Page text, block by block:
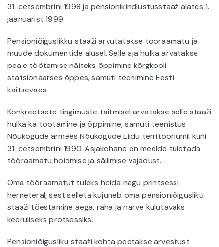
31. detsembrini 1998 ja pensionikindlustusstaaž alates 1.
jaanuarist 1999.
Pensioniõiguslikku staaži arvutatakse tööraamatu ja
muude dokumentide alusel. Selle aja hulka arvatakse
peale töötamise näiteks õppimine kõrgkooli
statsionaarses õppes, samuti teenimine Eesti
kaitseväes.
Konkreetsete tingimuste täitmisel arvatakse selle staaži
hulka ka töötamine ja õppimine, samuti teenistus
Nõukogude armees Nõukogude Liidu territooriumil kuni
31. detsembrini 1990. Asjakohane on meelde tuletada
tööraamatu hoidmise ja säilimise vajadust.
Oma tööraamatut tuleks hoida nagu printsessi
herneteral, sest selleta kujuneb oma pensioniõigusliku
staaži tõestamine aega, raha ja närve kulutavaks
keeruliseks protsessiks.
Pensioniõigusliku staaži kohta peetakse arvestust